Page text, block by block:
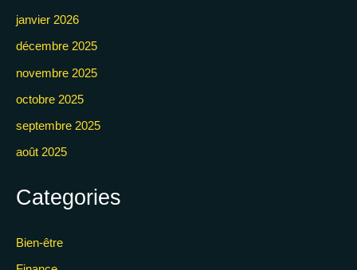
janvier 2026
décembre 2025
novembre 2025
octobre 2025
septembre 2025
août 2025
Categories
Bien-être